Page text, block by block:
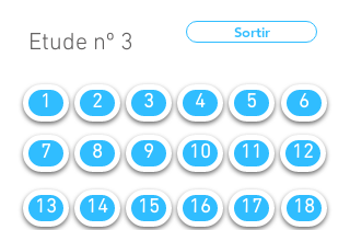
Etude nº 3 Sortir
1 2 3 4 5 6
7 8 9 10 11 12
13 14 15 16 17 18